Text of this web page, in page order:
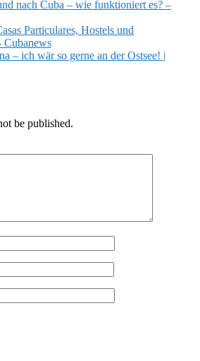
nach Cuba – wie funktioniert es? –
Particulares, Hostels und
Cubanews
– ich wär so gerne an der Ostsee! |
be published.